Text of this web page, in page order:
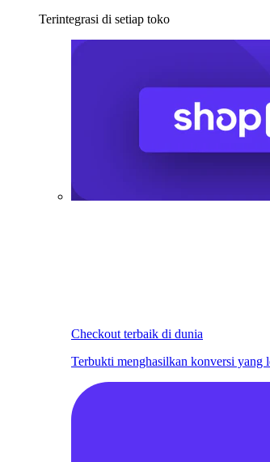
Terintegrasi di setiap toko
Checkout terbaik di dunia
Terbukti menghasilkan konversi yang